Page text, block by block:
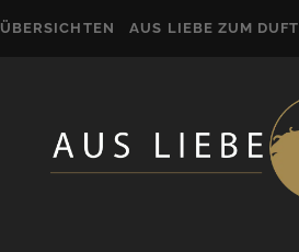
ÜBERSICHTEN AUS LIEBE ZUM DUFT